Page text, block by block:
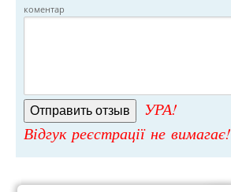
коментар
УРА!
Відгук реєстрації не вимагає!